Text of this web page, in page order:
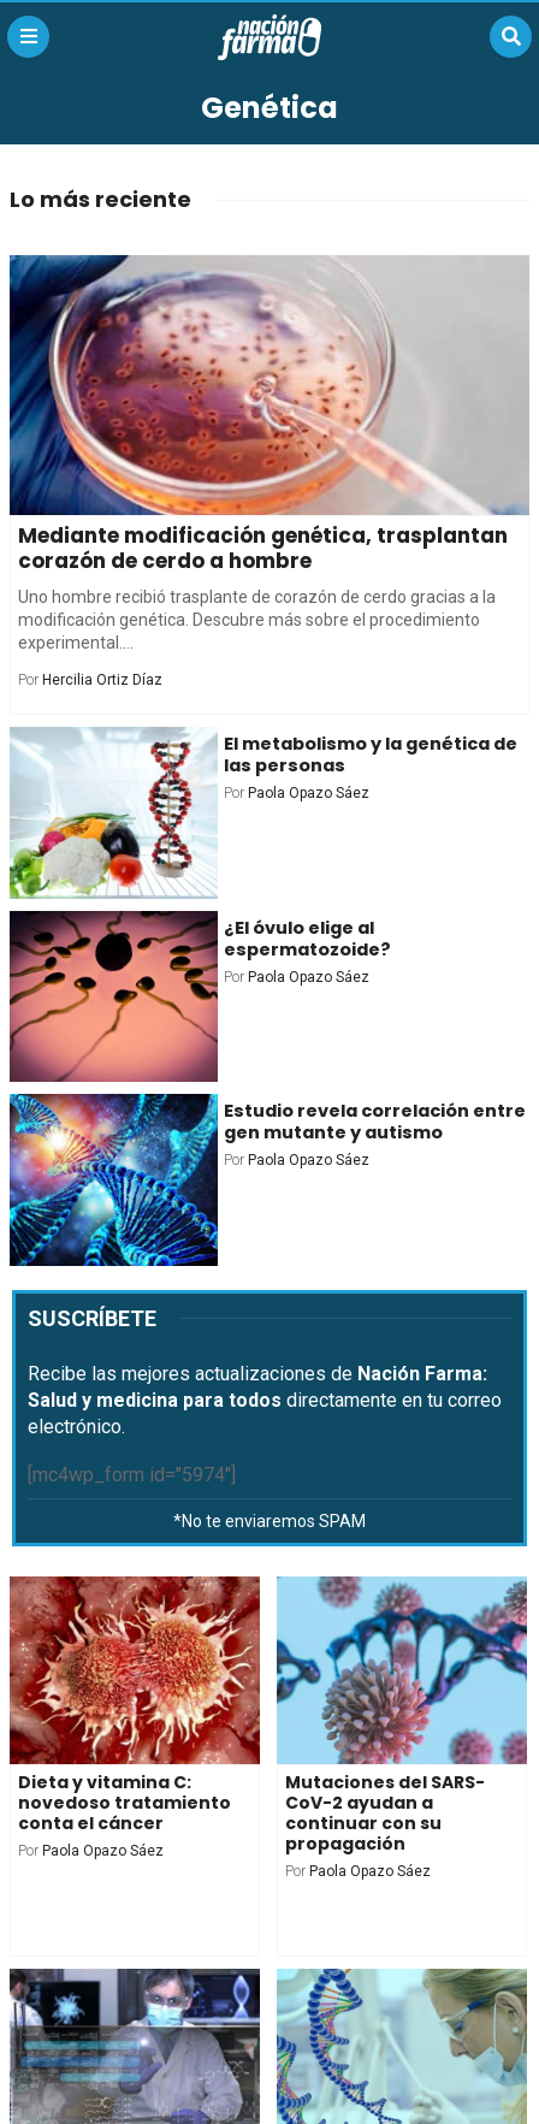
Genética
Lo más reciente
Mediante modificación genética, trasplantan
corazón de cerdo a hombre
Uno hombre recibió trasplante de corazón de cerdo gracias a la
modificación genética. Descubre más sobre el procedimiento
experimental....
Por Hercilia Ortiz Díaz
El metabolismo y la genética de
las personas
Por Paola Opazo Sáez
¿El óvulo elige al
espermatozoide?
Por Paola Opazo Sáez
Estudio revela correlación entre
gen mutante y autismo
Por Paola Opazo Sáez
SUSCRÍBETE
Recibe las mejores actualizaciones de Nación Farma:
Salud y medicina para todos directamente en tu correo
electrónico.
[mc4wp_form id="5974"]
*No te enviaremos SPAM
Dieta y vitamina C:
novedoso tratamiento
conta el cáncer
Por Paola Opazo Sáez
Mutaciones del SARS-
CoV-2 ayudan a
continuar con su
propagación
Por Paola Opazo Sáez